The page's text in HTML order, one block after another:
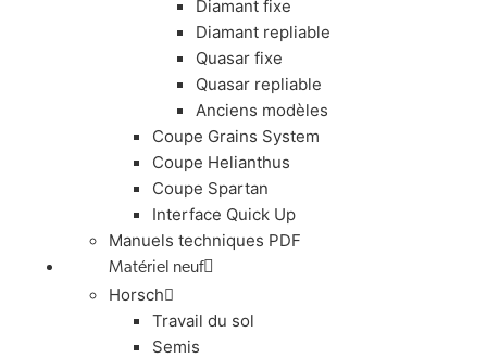
Diamant fixe
Diamant repliable
Quasar fixe
Quasar repliable
Anciens modèles
Coupe Grains System
Coupe Helianthus
Coupe Spartan
Interface Quick Up
Manuels techniques PDF
Matériel neuf
Horsch
Travail du sol
Semis